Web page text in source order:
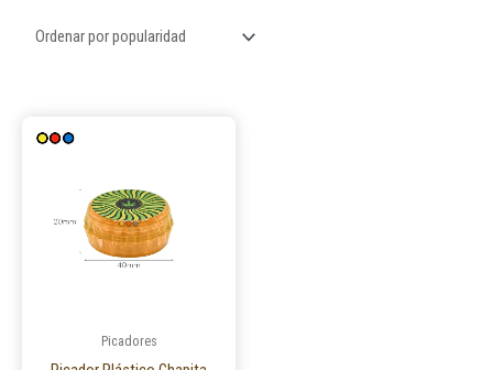
Picadores